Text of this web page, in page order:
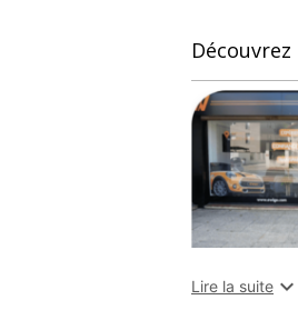
33 mois
Découvrez
Lire la suite 